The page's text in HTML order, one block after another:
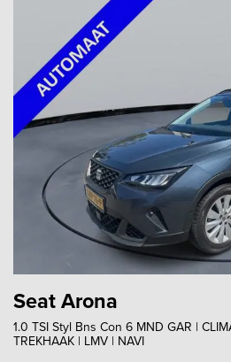
Seat Arona
1.0 TSI Styl Bns Con 6 MND GAR |
TREKHAAK | LMV | NAVI